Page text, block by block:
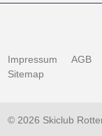
Impressum AGB
Sitemap
© 2026 Skiclub